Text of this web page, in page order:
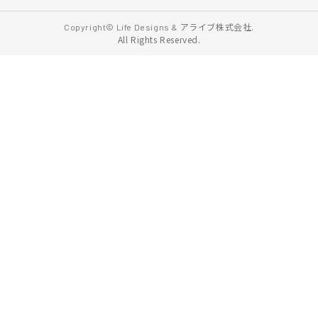
Copyright© Life Designs & アライブ株式会社.
All Rights Reserved.